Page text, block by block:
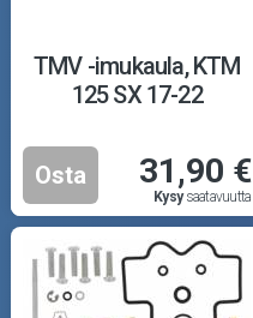
TMV -imukaula, KTM
125 SX 17-22
Osta 31,90 €
Kysysaatavuutta